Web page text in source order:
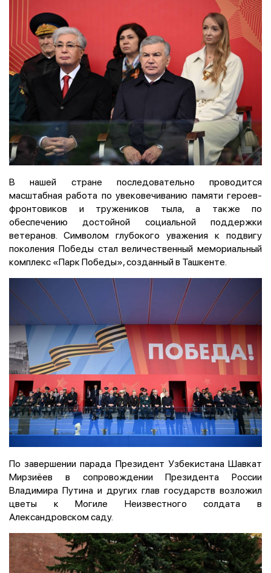
В нашей стране последовательно проводится
масштабная работа по увековечиванию памяти героев-
фронтовиков и тружеников тыла, а также по
обеспечению достойной социальной поддержки
ветеранов. Символом глубокого уважения к подвигу
поколения Победы стал величественный мемориальный
комплекс «Парк Победы», созданный в Ташкенте.
По завершении парада Президент Узбекистана Шавкат
Мирзиёев в сопровождении Президента России
Владимира Путина и других глав государств возложил
цветы к Могиле Неизвестного солдата в
Александровском саду.